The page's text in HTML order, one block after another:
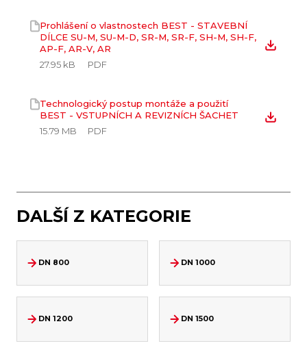
Prohlášení o vlastnostech BEST - STAVEBNÍ
DÍLCE SU-M, SU-M-D, SR-M, SR-F, SH-M, SH-F,
AP-F, AR-V, AR
27.95 kB
PDF
Technologický postup montáže a použití
BEST - VSTUPNÍCH A REVIZNÍCH ŠACHET
15.79 MB
PDF
DALŠÍ Z KATEGORIE
DN 800 DN 1000
DN 1200 DN 1500